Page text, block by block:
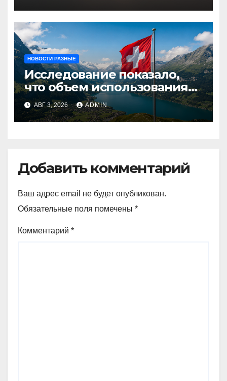
НОВОСТИ РАЗНЫЕ
Исследование показало,
что объем использования
криптовалют в Швейцарии
в два раза превышает
аналогичный показатель в
АВГ 3, 2026 ADMIN
Добавить комментарий
Ваш адрес email не будет опубликован.
Обязательные поля помечены *
Комментарий *